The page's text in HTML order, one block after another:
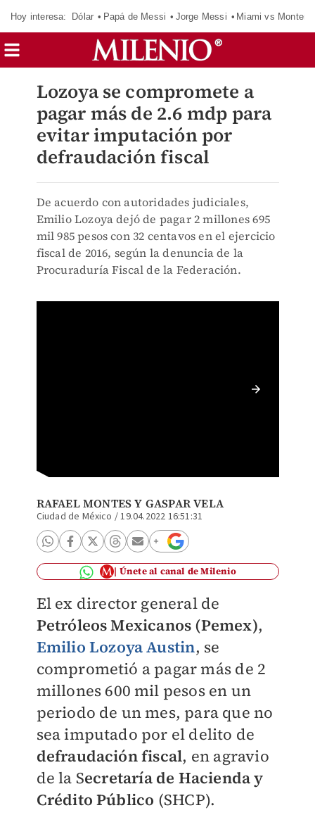
Hoy interesa: Dólar Papá de Messi Jorge Messi Miami vs
Lozoya se compromete a
pagar más de 2.6 mdp para
evitar imputación por
defraudación fiscal
De acuerdo con autoridades judiciales,
Emilio Lozoya dejó de pagar 2 millones 695
mil 985 pesos con 32 centavos en el ejercicio
fiscal de 2016, según la denuncia de la
Procuraduría Fiscal de la Federación.
RAFAEL MONTESY GASPAR VELA
Ciudad de México /19.04.2022 16:51:31
Únete al canal de Milenio
El ex director general de
Petróleos Mexicanos (Pemex),
Emilio Lozoya Austin, se
comprometió a pagar más de 2
millones 600 mil pesos en un
periodo de un mes, para que no
sea imputado por el delito de
defraudación fiscal, en agravio
de la Secretaría de Hacienda y
Crédito Público (SHCP).